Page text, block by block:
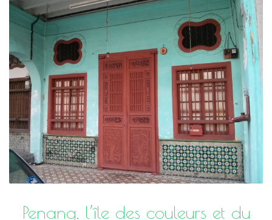
Penang, l’île des couleurs et du